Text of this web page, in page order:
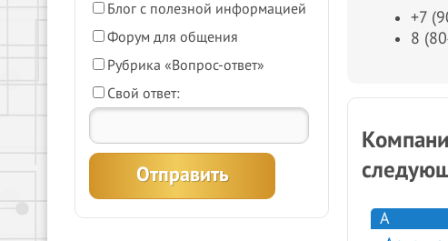
График работы в
праздничные дни
05-06-2026
Внимание! с 12 июня по 14
июня, ООО "Радуга" не
праздником.
Подробнее
Блог с полезной информацией
Форум для общения
Рубрика «Вопрос-ответ»
Свой ответ:
+7
8
А